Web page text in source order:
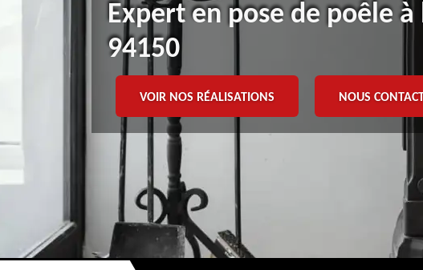
Expert en pose de poêle à
94150
VOIR NOS RÉALISATIONS NOUS